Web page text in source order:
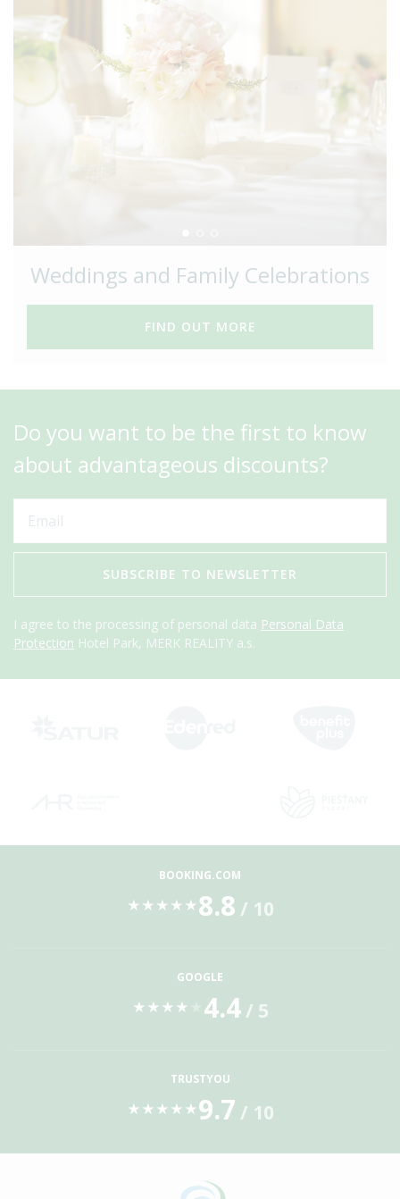
Weddings and Family Celebrations
FIND OUT MORE
Do you want to be the first to know
about advantageous discounts?
SUBSCRIBE TO NEWSLETTER
I agree to the processing of personal data Personal Data
Protection Hotel Park, MERK REALITY a.s.
BOOKING.COM
★ ★ ★ ★ ★ 8.8 / 10
GOOGLE
★ ★ ★ ★ 4.4/ 5
TRUSTYOU
★ ★ ★ ★ ★ 9.7 / 10